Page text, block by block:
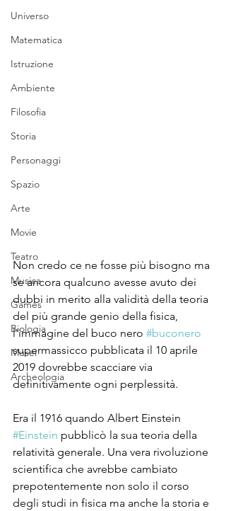
Universo
Matematica
Istruzione
Ambiente
Filosofia
Storia
Personaggi
Spazio
Arte
Movie
Teatro
Musica
Games
Biologia
Musei
Archeologia
Non credo ce ne fosse più bisogno ma
se ancora qualcuno avesse avuto dei
dubbi in merito alla validità della teoria
del più grande genio della fisica,
l'immagine del buco nero #buconero
supermassicco pubblicata il 10 aprile
2019 dovrebbe scacciare via
definitivamente ogni perplessità.
Era il 1916 quando Albert Einstein
#Einstein pubblicò la sua teoria della
relatività generale. Una vera rivoluzione
scientifica che avrebbe cambiato
prepotentemente non solo il corso
degli studi in fisica ma anche la storia e